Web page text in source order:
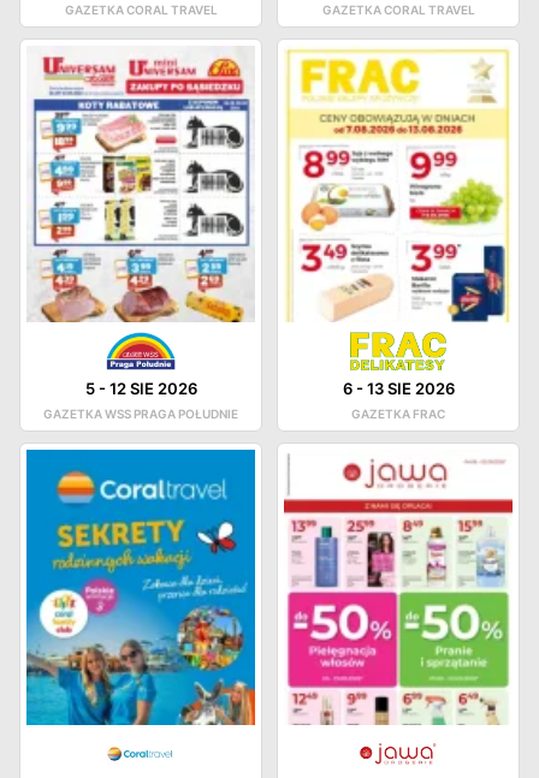
GAZETKA CORAL TRAVEL GAZETKA CORAL TRAVEL
5-12 SIE 2026
GAZETKA WSS PRAGA POŁUDNIE
6-13 SIE 2026
GAZETKA FRAC